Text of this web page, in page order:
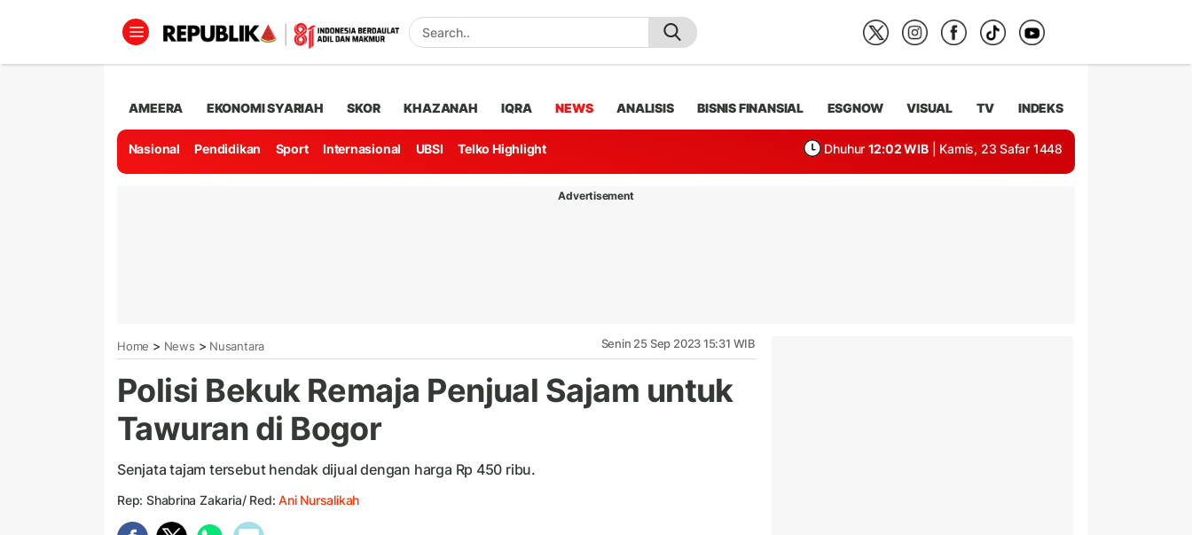
AMEERA EKONOMI SYARIAH SKOR KHAZANAH IQRA NEWS ANALISIS BISNIS FINANSIAL ESGNOW VISUAL TV INDEKS
Nasional Pendidikan Sport Internasional UBSI Telko Highlight Dhuhur 12:02 WIB | Kamis, 23 Safar 1448
Advertisement
Home > News > Nusantara Senin 25 Sep 2023 15:31 WIB
Polisi Bekuk Remaja Penjual Sajam untuk
Tawuran di Bogor
Senjata tajam tersebut hendak dijual dengan harga Rp 450 ribu.
Rep: Shabrina Zakaria/ Red:Ani Nursalikah